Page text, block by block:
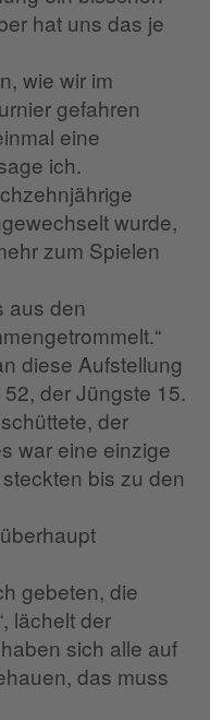
hat uns das je
wie wir im
gefahren
eine
ich.
wurde,
zum Spielen
aus den
diese Aufstellung
der Jüngste 15.
der
war eine einzige
bis zu den
gebeten, die
lächelt der
sich alle auf
das muss